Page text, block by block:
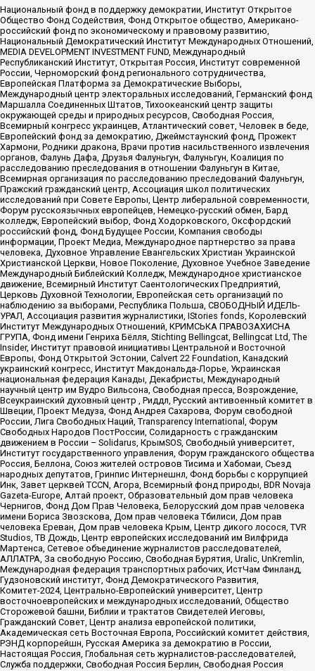
Национальный фонд в поддержку демократии, Институт Открытое
Общество Фонд Содействия, Фонд Открытое общество, Американо-
российский фонд по экономическому и правовому развитию,
Национальный Демократический Институт Международных Отношений,
MEDIA DEVELOPMENT INVESTMENT FUND, Международный
Республиканский Институт, Открытая Россия, Институт современной
России, Черноморский фонд регионального сотрудничества,
Европейская Платформа за Демократические Выборы,
Международный центр электоральных исследований, Германский фонд
Маршалла Соединенных Штатов, Тихоокеанский центр защиты
окружающей среды и природных ресурсов, Свободная Россия,
Всемирный конгресс украинцев, Атлантический совет, Человек в беде,
Европейский фонд за демократию, Джеймстаунский фонд, Прожект
Хармони, Родники дракона, Врачи против насильственного извлечения
органов, Фалунь Дафа, Друзья Фалуньгун, Фалуньгун, Коалиция по
расследованию преследования в отношении Фалуньгун в Китае,
Всемирная организация по расследованию преследований Фалуньгун,
Пражский гражданский центр, Ассоциация школ политических
исследований при Совете Европы, Центр либеральной современности,
Форум русскоязычных европейцев, Немецко-русский обмен, Бард
колледж, Европейский выбор, Фонд Ходорковского, Оксфордский
российский фонд, Фонд Будущее России, Компания свободы
информации, Проект Медиа, Международное партнерство за права
человека, Духовное Управление Евангельских Христиан Украинской
Христианской Церкви, Новое Поколение, Духовное Учебное Заведение
Международный Библейский Колледж, Международное христианское
движение, Всемирный Институт Саентологических Предприятий,
Церковь Духовной Технологии, Европейская сеть организаций по
наблюдению за выборами, Республика Польша, СВОБОДНЫЙ ИДЕЛЬ-
УРАЛ, Ассоциация развития журналистики, IStories fonds, Королевский
Институт Международных Отношений, КРИМСЬКА ПРАВОЗАХИСНА
ГРУПА, Фонд имени Генриха Бёлля, Stichting Bellingcat, Bellingcat Ltd, The
Insider, Институт правовой инициативы Центральной и Восточной
Европы, Фонд Открытой Эстонии, Calvert 22 Foundation, Канадский
украинский конгресс, Институт Макдональда-Лорье, Украинская
национальная федерация Канады, Декабристы, Международный
научный центр им Вудро Вильсона, Свободная пресса, Возрождение,
Всеукраинский духовный центр , Риддл, Русский антивоенный комитет в
Швеции, Проект Медуза, Фонд Андрея Сахарова, Форум свободной
России, Лига Свободных Наций, Transparеncy International, Форум
Свободных Народов ПостРоссии, Солидарность с гражданским
движением в России – Solidarus, КрымSOS, Свободный университет,
Институт государственного управления, Форум гражданского общества
Россия, Беллона, Союз жителей островов Тисима и Хабомаи, Съезд
народных депутатов, Гринпис Интернешнл, Фонд борьбы с коррупцией
Инк, Завет церквей TCCN, Агора, Всемирный фонд природы, BDR Novaja
Gazeta-Europe, Алтай проект, Образовательный дом прав человека
Чернигов, Фонд Дом Прав Человека, Белорусский дом прав человека
имени Бориса Звозскова, Дом прав человека Тбилиси, Дом прав
человека Ереван, Дом прав человека Крым, Центр дикого лосося, TVR
Studios, ТВ Дождь, Центр европейских исследований им Вилфрида
Мартенса, Сетевое объединение журналистов расследователей,
АЛЛАТРА, За свободную Россию, Свободная Бурятия, Uralic, UnKremlin,
Международная федерация транспортных рабочих, ИстЧам Финланд,
Гудзоновский институт, Фонд Демократического Развития,
Комитет-2024, Центрально-Европейский университет, Центр
восточноевропейских и международных исследований, Общество
Сторожевой башни, Библии и трактатов Свидетелей Иеговы,
Гражданский Совет, Центр анализа европейской политики,
Академическая сеть Восточная Европа, Российский комитет действия,
РЭНД корпорейшн, Русская Америка за демократию в России,
Настоящая Россия, Глобальная сеть журналистов-расследователей,
Служба поддержки, Свободная Россия Берлин, Свободная Россия